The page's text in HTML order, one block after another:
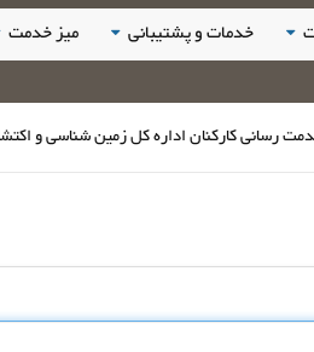
خدمات و پشتیبانی میز خدمت
کارکنان اداره کل زمین شناسی و